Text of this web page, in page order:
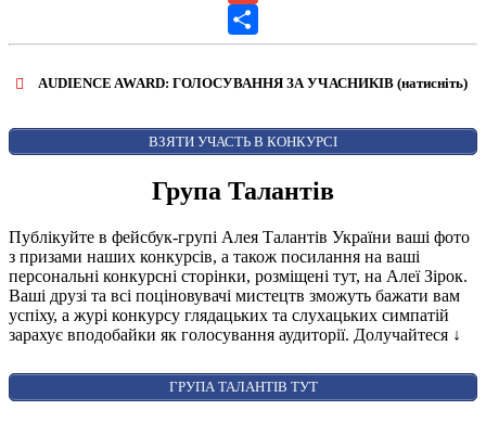
Gmail
Share
AUDIENCE AWARD: ГОЛОСУВАННЯ ЗА УЧАСНИКІВ (натисніть)
AUDIENCE AWARD
ВЗЯТИ УЧАСТЬ В КОНКУРСІ
Група Талантів
Публікуйте в фейсбук-групі Алея Талантів України ваші фото
з призами наших конкурсів, а також посилання на ваші
персональні конкурсні сторінки, розміщені тут, на Алеї Зірок.
Ваші друзі та всі поціновувачі мистецтв зможуть бажати вам
успіху, а журі конкурсу глядацьких та слухацьких симпатій
зарахує вподобайки як голосування аудиторії. Долучайтеся ↓
ГРУПА ТАЛАНТІВ ТУТ